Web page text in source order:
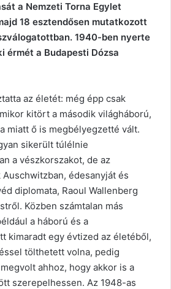
a Nemzeti Torna Egylet
18 esztendősen mutatkozott
1940-ben nyerte
érmét a Budapesti Dózsa
az életét: még épp csak
kitört a második világháború,
miatt ő is megbélyegzetté vált.
sikerült túlélnie
a vészkorszakot, de az
édesanyját és
diplomata, Raoul Wallenberg
Közben számtalan más
a háború és a
kimaradt egy évtized az életéből,
tölthetett volna, pedig
ahhoz, hogy akkor is a
szerepelhessen. Az 1948-as